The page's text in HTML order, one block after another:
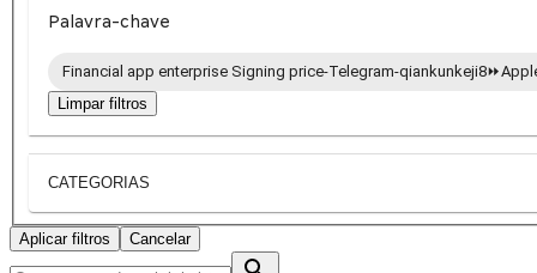
Palavra-chave
Financial app enterprise Signing price-Telegram-
Limpar filtros
CATEGORIAS
Aplicar filtros Cancelar